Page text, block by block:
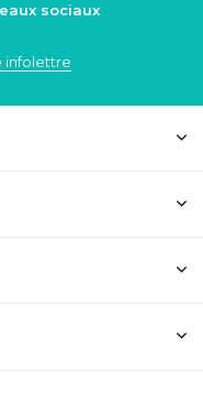
sociaux
infolettre